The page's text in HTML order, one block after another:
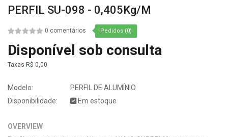
PERFIL SU-098 - 0,405Kg/m
0 comentários Pedidos (0)
Disponível sob consulta
Taxas R$ 0,00
Modelo:
PERFIL DE ALUMÍNIO
Disponibilidade:
Em estoque
OVERVIEW